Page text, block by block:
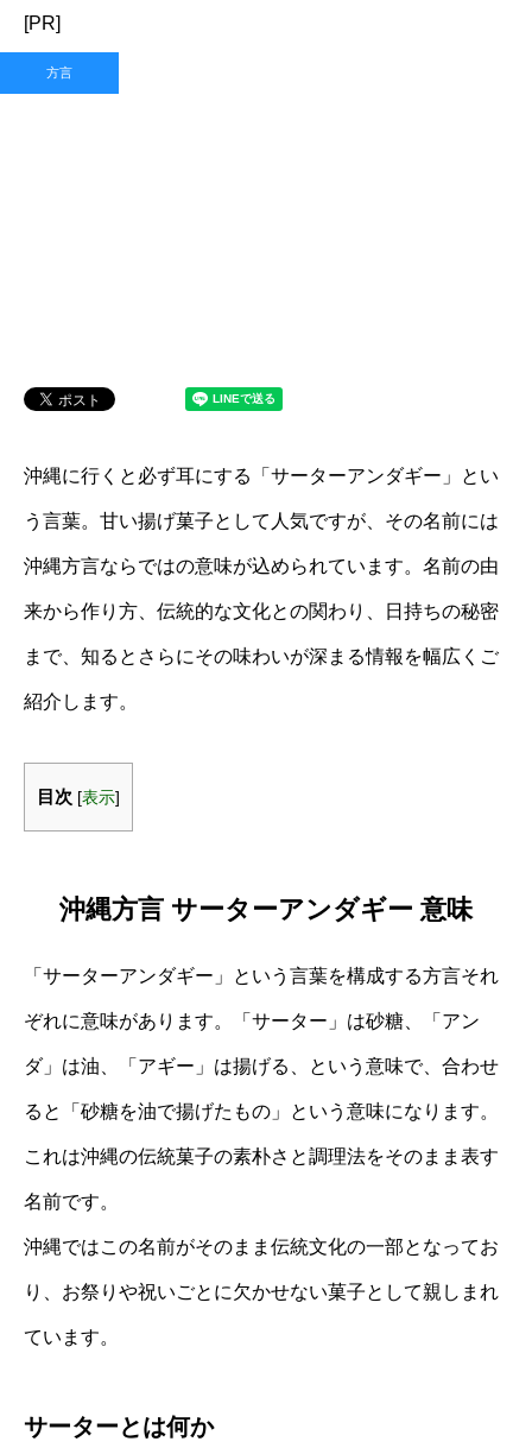
[PR]
方言
沖縄に行くと必ず耳にする「サーターアンダギー」とい
う言葉。甘い揚げ菓子として人気ですが、その名前には
沖縄方言ならではの意味が込められています。名前の由
来から作り方、伝統的な文化との関わり、日持ちの秘密
まで、知るとさらにその味わいが深まる情報を幅広くご
紹介します。
目次 [表示]
沖縄方言 サーターアンダギー 意味
「サーターアンダギー」という言葉を構成する方言それ
ぞれに意味があります。「サーター」は砂糖、「アン
ダ」は油、「アギー」は揚げる、という意味で、合わせ
ると「砂糖を油で揚げたもの」という意味になります。
これは沖縄の伝統菓子の素朴さと調理法をそのまま表す
名前です。
沖縄ではこの名前がそのまま伝統文化の一部となってお
り、お祭りや祝いごとに欠かせない菓子として親しまれ
ています。
サーターとは何か